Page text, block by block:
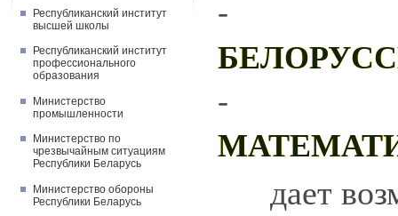
Республиканский институт
высшей школы
Республиканский институт
профессионального
образования
Министерство
промышленности
Министерство по
чрезвычайным ситуациям
Республики Беларусь
Министерство обороны
Республики Беларусь
-
-
дает